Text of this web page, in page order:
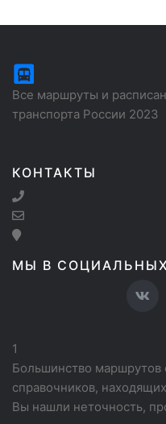
Все маршруты и
транспорта России 2023
КОНТАКТЫ
МЫ В
1
Большинство маршрутов
справочников,
Вы нашли неточность,